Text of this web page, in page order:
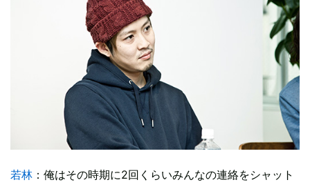
若林 ：俺はその時期に2回くらいみんなの連絡をシャット